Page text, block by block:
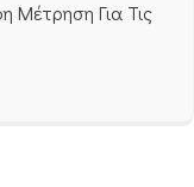
Μέτρηση Για Τις